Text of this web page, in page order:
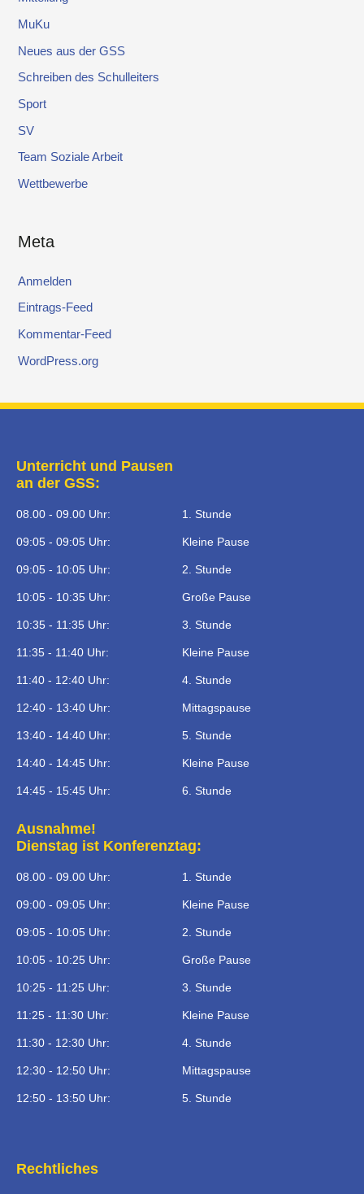
MuKu
Neues aus der GSS
Schreiben des Schulleiters
Sport
SV
Team Soziale Arbeit
Wettbewerbe
Meta
Anmelden
Eintrags-Feed
Kommentar-Feed
WordPress.org
Unterricht und Pausen
an der GSS:
08.00 - 09.00 Uhr: 1. Stunde
09:05 - 09:05 Uhr: Kleine Pause
09:05 - 10:05 Uhr: 2. Stunde
10:05 - 10:35 Uhr: Große Pause
10:35 - 11:35 Uhr: 3. Stunde
11:35 - 11:40 Uhr: Kleine Pause
11:40 - 12:40 Uhr: 4. Stunde
12:40 - 13:40 Uhr: Mittagspause
13:40 - 14:40 Uhr: 5. Stunde
14:40 - 14:45 Uhr: Kleine Pause
14:45 - 15:45 Uhr: 6. Stunde
Ausnahme!
Dienstag ist Konferenztag:
08.00 - 09.00 Uhr: 1. Stunde
09:00 - 09:05 Uhr: Kleine Pause
09:05 - 10:05 Uhr: 2. Stunde
10:05 - 10:25 Uhr: Große Pause
10:25 - 11:25 Uhr: 3. Stunde
11:25 - 11:30 Uhr: Kleine Pause
11:30 - 12:30 Uhr: 4. Stunde
12:30 - 12:50 Uhr: Mittagspause
12:50 - 13:50 Uhr: 5. Stunde
Rechtliches